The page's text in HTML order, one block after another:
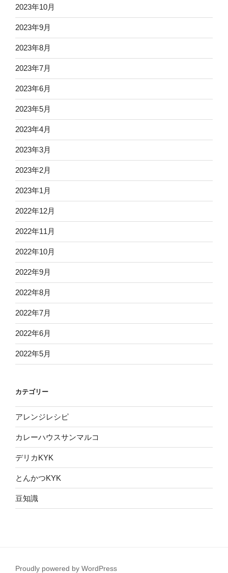
2023年10月
2023年9月
2023年8月
2023年7月
2023年6月
2023年5月
2023年4月
2023年3月
2023年2月
2023年1月
2022年12月
2022年11月
2022年10月
2022年9月
2022年8月
2022年7月
2022年6月
2022年5月
カテゴリー
アレンジレシピ
カレーハウスサンマルコ
デリカKYK
とんかつKYK
豆知識
Proudly powered by WordPress